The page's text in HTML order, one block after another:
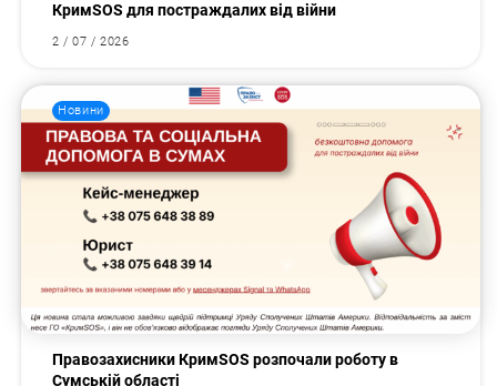
КримSOS для постраждалих від війни
2 / 07 / 2026
Новини
Правозахисники КримSOS розпочали роботу в
Сумській області